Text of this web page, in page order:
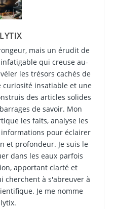
mais un érudit de
qui creuse au-
les trésors cachés de
curiosité insatiable et une
des articles solides
de savoir. Mon
les faits, analyse les
pour éclairer
et profondeur. Je suis le
dans les eaux parfois
apportant clarté et
cherchent à s'abreuver à
Je me nomme